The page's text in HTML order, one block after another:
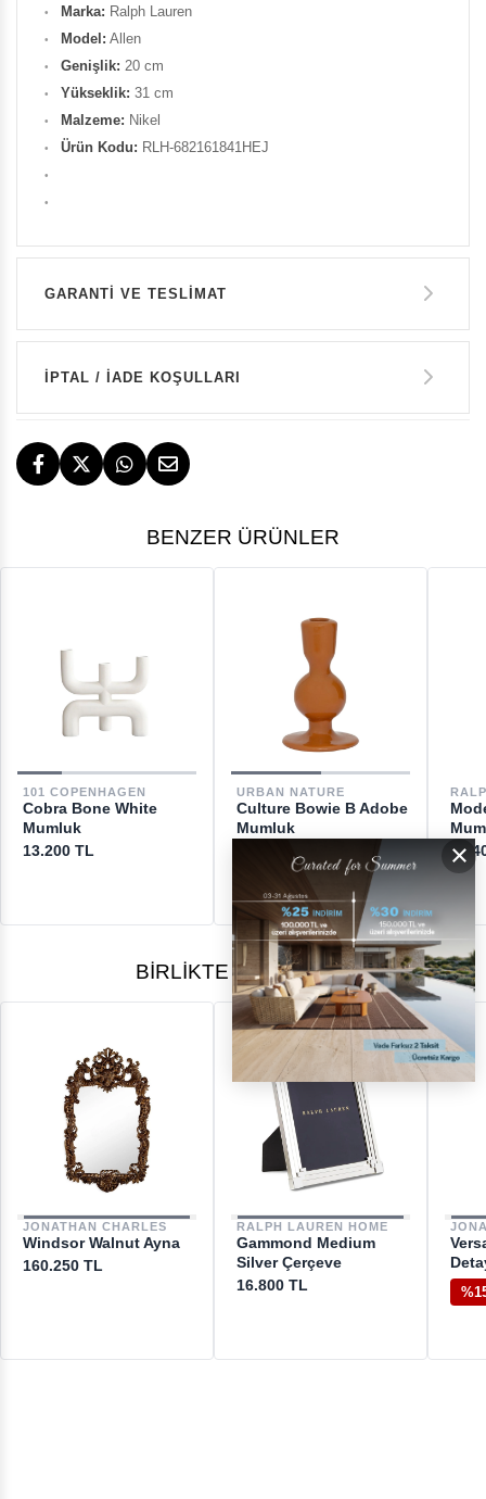
Marka: Ralph Lauren
Model: Allen
Genişlik: 20 cm
Yükseklik: 31 cm
Malzeme: Nikel
Ürün Kodu: RLH-682161841HEJ
GARANTİ VE TESLİMAT
GARANTİ
İPTAL / İADE KOŞULLARI
GERİ ÖDEMELER
DESTEK
[email protected]
BENZER ÜRÜNLER
101 COPENHAGEN
Cobra Bone White
Mumluk
13.200 TL
URBAN NATURE
Culture Bowie B Adobe
Mumluk
BIRLIKTE ALINANLAR
JONATHAN CHARLES
Windsor Walnut Ayna
160.250 TL
RALPH LAUREN HOME
Gammond Medium
Silver Çerçeve
16.800 TL
×